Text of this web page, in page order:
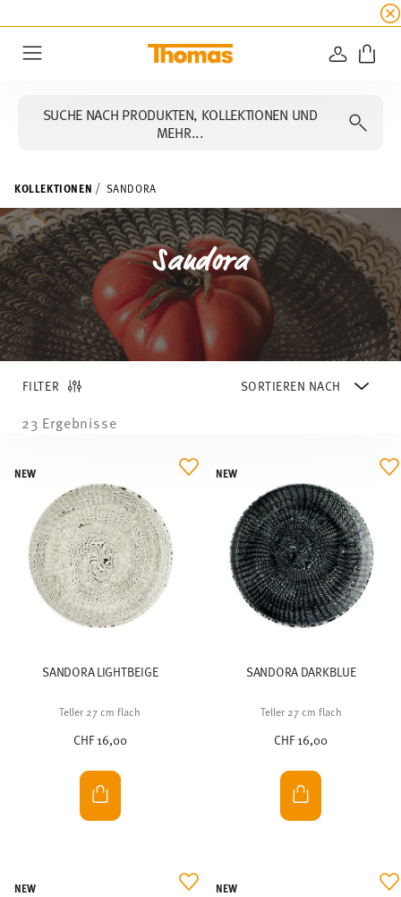
☀️ 20% Rabatt auf alle Thomas
SUCHE NACH PRODUKTEN, KOLLEKTIONEN UND
MEHR...
KOLLEKTIONEN SANDORA
Sandora
FILTER
23 Ergebnisse
SANDORA LIGHTBEIGE
Teller 27 cm flach
CHF 16,00
NEW
SANDORA DARKBLUE
Teller 27 cm flach
CHF 16,00
NEW
NEW NEW